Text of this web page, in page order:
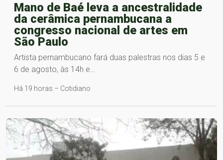
Mano de Baé leva a ancestralidade
da cerâmica pernambucana a
congresso nacional de artes em
São Paulo
Artista pernambucano fará duas palestras nos dias 5 e
6 de agosto, às 14h e…
Há 19 horas – Cotidiano